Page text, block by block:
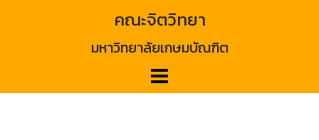
คณะจิตวิทยา
มหาวิทยาลัยเกษมบัณฑิต